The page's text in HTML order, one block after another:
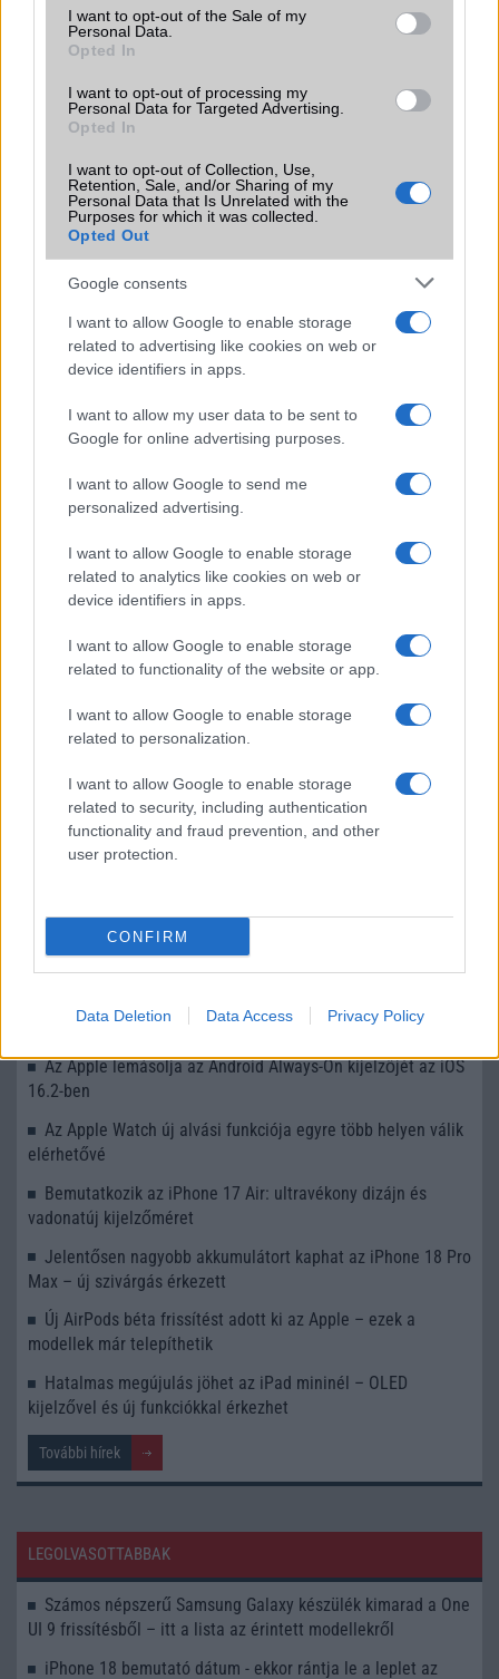
consent section.
I want to opt-out of the Sale of my
Personal Data.
Opted In
I want to opt-out of processing my
Personal Data for Targeted Advertising.
Opted In
I want to opt-out of Collection, Use,
Retention, Sale, and/or Sharing of my
Personal Data that Is Unrelated with the
Purposes for which it was collected.
Opted Out
Google consents
I want to allow Google to enable storage
related to advertising like cookies on web or
device identifiers in apps.
I want to allow my user data to be sent to
Google for online advertising purposes.
I want to allow Google to send me
personalized advertising.
I want to allow Google to enable storage
related to analytics like cookies on web or
device identifiers in apps.
I want to allow Google to enable storage
related to functionality of the website or app.
I want to allow Google to enable storage
related to personalization.
I want to allow Google to enable storage
related to security, including authentication
functionality and fraud prevention, and other
user protection.
CONFIRM
Data Deletion Data Access Privacy Policy
Számos népszerű Samsung Galaxy
készülék kimarad a One UI 9
frissítésből – itt a lista az érintett
2026.06.30| Phone Arena
A One UI 9 érkezése új mesterséges intelligencia-
azonban több korábbi csúcskategóriás és középkategóriás
Galaxy készülék számára ez lesz az út vége.
iPhone 18 bemutató dátum - ekkor
rántja le a leplet az Apple az új
csúcsmobilokról
2026.06.29| Phone Arena
A szeptemberi eseményen az iPhone 18 Pro modellek
mellett a régóta pletykált hajlítható iPhone Ultra is
találgatások továbbra is beárnyékolják a rajtot.
Az Android rejtett automatizmusai: hat
funkció, amely észrevétlenül könnyíti
meg a mindennapokat
Sok felhasználó külön alkalmazásokra esküszik, pedig az
Android már évek óta olyan intelligens funkciókat kínál,
amelyek maguktól dolgoznak a háttérben.
Ez a rejtett Samsung funkció teljesen
megváltoztatja a mobilhasználatot –
2026.07.12 | Android Central
Az Edge Panel az egyik leghasznosabb funkció, amely
jelentősen felgyorsítja a mindennapi használatot,
miközben a Pixel telefonokból továbbra is hiányzik.
KAPCSOLÓDÓ HÍREK
iPhone 6: 4.9 colos kijelzõvel
Az Apple lemásolja az Android Always-On kijelzőjét az iOS
16.2-ben
Az Apple Watch új alvási funkciója egyre több helyen válik
elérhetővé
Bemutatkozik az iPhone 17 Air: ultravékony dizájn és
vadonatúj kijelzőméret
Jelentősen nagyobb akkumulátort kaphat az iPhone 18 Pro
Max – új szivárgás érkezett
Új AirPods béta frissítést adott ki az Apple – ezek a
modellek már telepíthetik
Hatalmas megújulás jöhet az iPad mininél – OLED
kijelzővel és új funkciókkal érkezhet
További hírek
LEGOLVASOTTABBAK
Számos népszerű Samsung Galaxy készülék kimarad a One
UI 9 frissítésből – itt a lista az érintett modellekről
iPhone 18 bemutató dátum - ekkor rántja le a leplet az